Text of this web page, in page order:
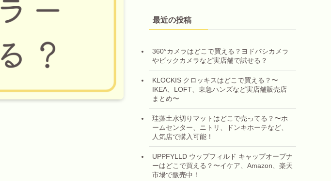
最近の投稿
360°カメラはどこで買える？ヨドバシカメラ
やビックカメラなど実店舗で試せる？
KLOCKIS クロッキスはどこで買える？〜
IKEA、LOFT、東急ハンズなど実店舗販売店
まとめ〜
珪藻土水切りマットはどこで売ってる？〜ホ
ームセンター、ニトリ、ドンキホーテなど、
人気店で購入可能！
UPPFYLLD ウップフィルド キャップオープナ
ーはどこで買える？〜イケア、Amazon、楽天
市場で販売中！